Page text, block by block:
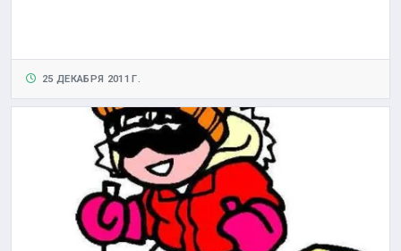
25 ДЕКАБРЯ 2011 Г.